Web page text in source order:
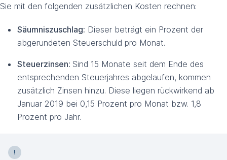
Sie mit den folgenden zusätzlichen Kosten rechnen:
Säumniszuschlag: Dieser beträgt ein Prozent der
abgerundeten Steuerschuld pro Monat.
Steuerzinsen: Sind 15 Monate seit dem Ende des
entsprechenden Steuerjahres abgelaufen, kommen
zusätzlich Zinsen hinzu. Diese liegen rückwirkend ab
Januar 2019 bei 0,15 Prozent pro Monat bzw. 1,8
Prozent pro Jahr.